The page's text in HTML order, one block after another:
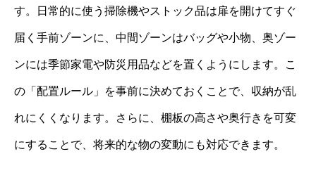
す。日常的に使う掃除機やストック品は扉を開けてすぐ
届く手前ゾーンに、中間ゾーンはバッグや小物、奥ゾー
ンには季節家電や防災用品などを置くようにします。こ
の「配置ルール」を事前に決めておくことで、収納が乱
れにくくなります。さらに、棚板の高さや奥行きを可変
にすることで、将来的な物の変動にも対応できます。